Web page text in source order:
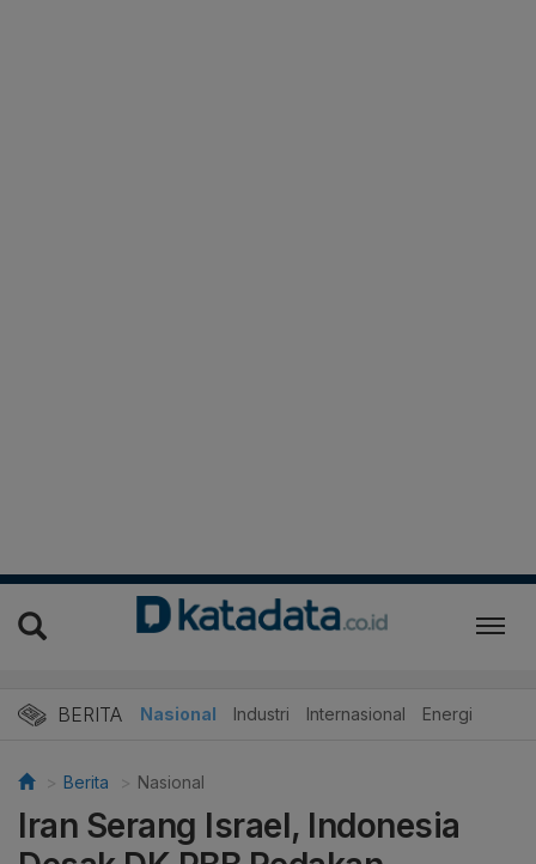
BERITA Nasional Industri Internasional Energi
Berita Nasional
Iran Serang Israel, Indonesia